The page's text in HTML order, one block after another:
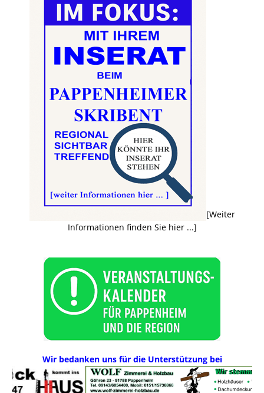
[Weiter
Informationen finden Sie hier ...]
Wir bedanken uns für die Unterstützung bei